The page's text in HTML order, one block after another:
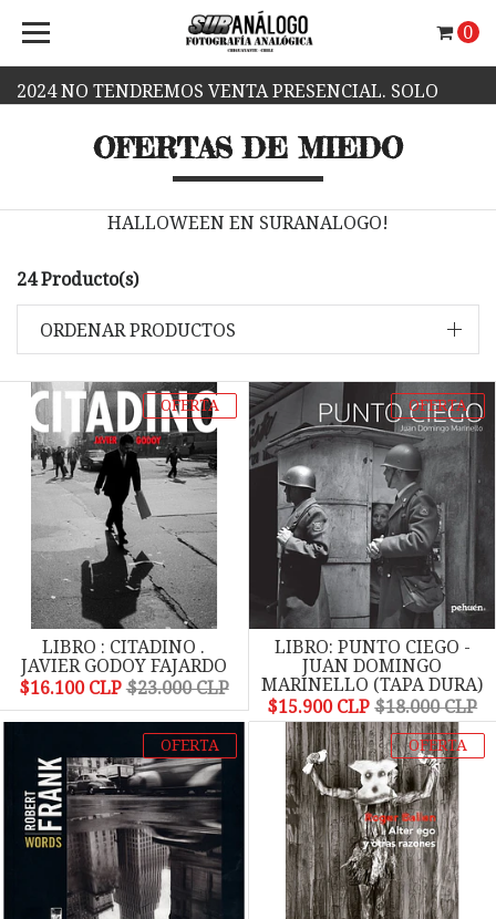
2024 NO TENDREMOS VENTA PRESENCIAL. SOLO
VENTA WEB.
0
OFERTAS DE MIEDO
HALLOWEEN EN SURANALOGO!
24 Producto(s)
ORDENAR PRODUCTOS
OFERTA
LIBRO : CITADINO .
JAVIER GODOY FAJARDO
$16.100 CLP $23.000 CLP
OFERTA
LIBRO: PUNTO CIEGO -
JUAN DOMINGO
MARINELLO (TAPA DURA)
$15.900 CLP $18.000 CLP
OFERTA OFERTA